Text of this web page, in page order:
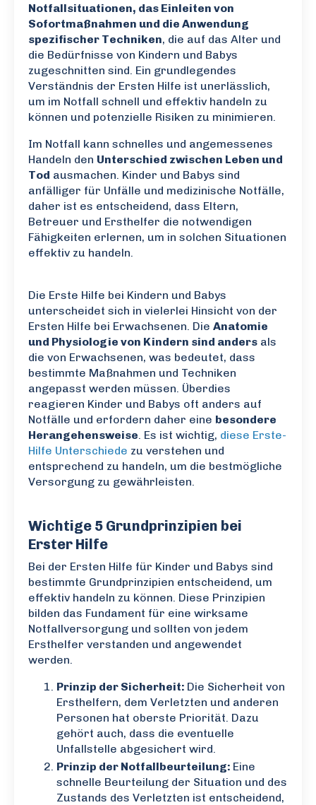
Notfallsituationen, das Einleiten von
Sofortmaßnahmen und die Anwendung
spezifischer Techniken, die auf das Alter und
die Bedürfnisse von Kindern und Babys
zugeschnitten sind. Ein grundlegendes
Verständnis der Ersten Hilfe ist unerlässlich,
um im Notfall schnell und effektiv handeln zu
können und potenzielle Risiken zu minimieren.
Im Notfall kann schnelles und angemessenes
Handeln den Unterschied zwischen Leben und
Tod ausmachen. Kinder und Babys sind
anfälliger für Unfälle und medizinische Notfälle,
daher ist es entscheidend, dass Eltern,
Betreuer und Ersthelfer die notwendigen
Fähigkeiten erlernen, um in solchen Situationen
effektiv zu handeln.
Die Erste Hilfe bei Kindern und Babys
unterscheidet sich in vielerlei Hinsicht von der
Ersten Hilfe bei Erwachsenen. Die Anatomie
und Physiologie von Kindern sind anders als
die von Erwachsenen, was bedeutet, dass
bestimmte Maßnahmen und Techniken
angepasst werden müssen. Überdies
reagieren Kinder und Babys oft anders auf
Notfälle und erfordern daher eine besondere
Herangehensweise . Es ist wichtig, diese Erste-
Hilfe Unterschiede zu verstehen und
entsprechend zu handeln, um die bestmögliche
Versorgung zu gewährleisten.
Wichtige 5 Grundprinzipien bei
Erster Hilfe
Bei der Ersten Hilfe für Kinder und Babys sind
bestimmte Grundprinzipien entscheidend, um
effektiv handeln zu können. Diese Prinzipien
bilden das Fundament für eine wirksame
Notfallversorgung und sollten von jedem
Ersthelfer verstanden und angewendet
werden.
Prinzip der Sicherheit: Die Sicherheit von
Ersthelfern, dem Verletzten und anderen
Personen hat oberste Priorität. Dazu
gehört auch, dass die eventuelle
Unfallstelle abgesichert wird.
Prinzip der Notfallbeurteilung: Eine
schnelle Beurteilung der Situation und des
Zustands des Verletzten ist entscheidend,